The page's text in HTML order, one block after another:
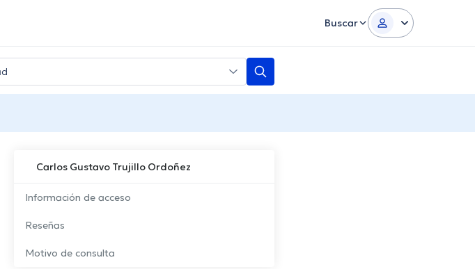
Buscar
Carlos Gustavo Trujillo Ordoñez
Información de acceso
Reseñas
Motivo de consulta